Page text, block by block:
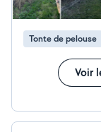
Tonte de pelouse
Voir